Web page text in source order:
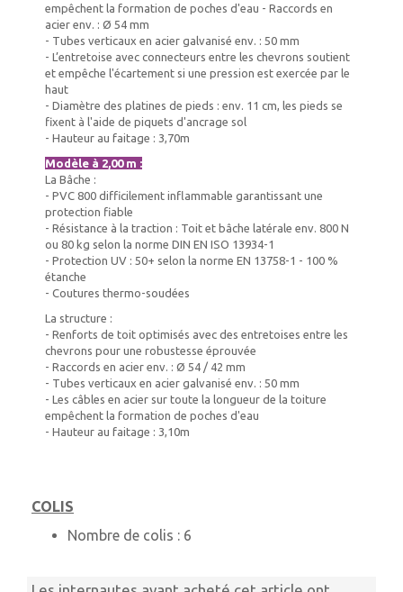
empêchent la formation de poches d'eau - Raccords en
acier env. : Ø 54 mm
- Tubes verticaux en acier galvanisé env. : 50 mm
- L’entretoise avec connecteurs entre les chevrons soutient
et empêche l'écartement si une pression est exercée par le
haut
- Diamètre des platines de pieds : env. 11 cm, les pieds se
fixent à l'aide de piquets d'ancrage sol
- Hauteur au faitage : 3,70m
Modèle à 2,00 m :
La Bâche :
- PVC 800 difficilement inflammable garantissant une
protection fiable
- Résistance à la traction : Toit et bâche latérale env. 800 N
ou 80 kg selon la norme DIN EN ISO 13934-1
- Protection UV : 50+ selon la norme EN 13758-1 - 100 %
étanche
- Coutures thermo-soudées
La structure :
- Renforts de toit optimisés avec des entretoises entre les
chevrons pour une robustesse éprouvée
- Raccords en acier env. : Ø 54 / 42 mm
- Tubes verticaux en acier galvanisé env. : 50 mm
- Les câbles en acier sur toute la longueur de la toiture
empêchent la formation de poches d'eau
- Hauteur au faitage : 3,10m
COLIS
Nombre de colis : 6